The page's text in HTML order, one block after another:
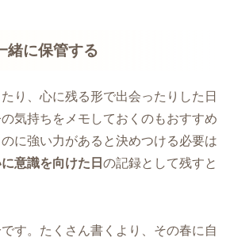
緒に保管する
り、心に残る形で出会ったりした日
気持ちをメモしておくのもおすすめ
に強い力があると決めつける必要は
意識を向けた日 の記録として残すと
す。たくさん書くより、その春に自